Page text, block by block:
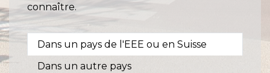
connaître.
Dans un pays de l'EEE ou en Suisse
Dans un autre pays